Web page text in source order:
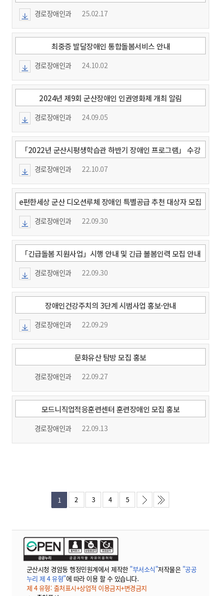
경로장애인과 25.02.17
최중증 발달장애인 통합돌봄서비스 안내
경로장애인과 24.10.02
2024년 제9회 군산장애인 인권영화제 개최 알림
경로장애인과 24.09.05
「2022년 군산시평생학습관 하반기 장애인 프로그램」 수강
생 모집에 따른 홍보
경로장애인과 22.10.07
e편한세상 군산 디오션루체 장애인 특별공급 추천 대상자 모집
안내
경로장애인과 22.09.30
「긴급돌봄 지원사업」시행 안내 및 긴급 볼봄인력 모집 안내
경로장애인과 22.09.30
장애인건강주치의 3단계 시범사업 홍보·안내
경로장애인과 22.09.29
문화유산 탐방 모집 홍보
경로장애인과 22.09.27
모드니직업적응훈련센터 훈련장애인 모집 홍보
경로장애인과 22.09.13
1 2 3 4 5
군산시청 경암동 행정민원계에서 제작한 "부서소식"저작물은 "공공
누리 제 4 유형"에 따라 이용 할 수 있습니다.
제 4 유형: 출처표시+상업적 이용금지+변경금지